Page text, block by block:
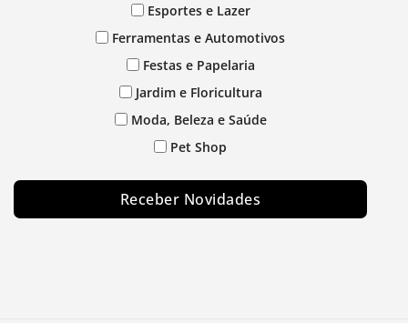
Esportes e Lazer
Ferramentas e Automotivos
Festas e Papelaria
Jardim e Floricultura
Moda, Beleza e Saúde
Pet Shop
Receber Novidades